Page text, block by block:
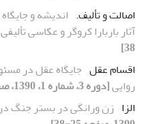
اصالت و تألیف. اندیشه و
آثار باربارا کروگر و عکاسی تألیفی
38]
اقسام عقل جایگاه عقل در
روایی[دوره 3، شماره 1، 1390، صفحه 115-133]
الزا زن ورانگی در بستر جنگ در